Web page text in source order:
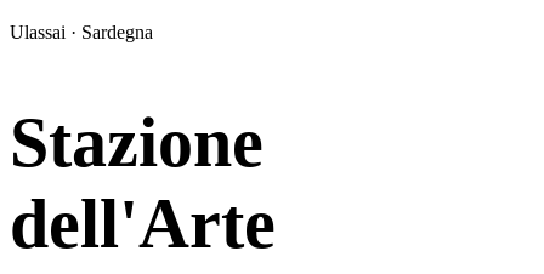
Ulassai · Sardegna
Stazione
dell'Arte